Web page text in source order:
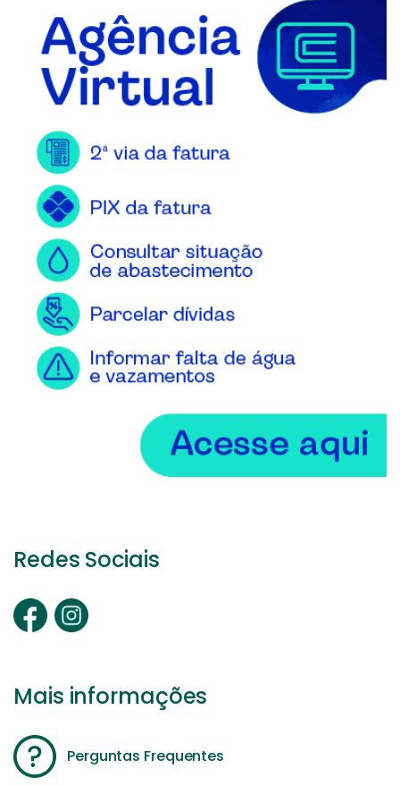
Redes Sociais
Mais informações
Perguntas Frequentes